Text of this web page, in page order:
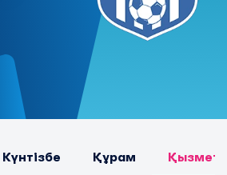
Күнтізбе Құрам